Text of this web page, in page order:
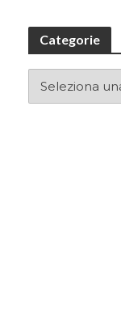
Categorie